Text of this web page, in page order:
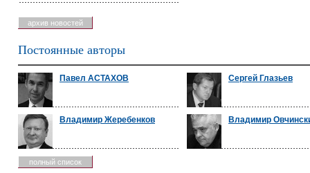
архив новостей
Постоянные авторы
Павел АСТАХОВ Сергей Глазьев
Владимир Жеребенков Владимир
полный список